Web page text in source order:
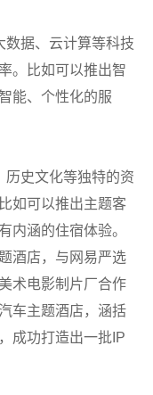
数据、云计算等科技
。比如可以推出智
能、个性化的服
历史文化等独特的资
如可以推出主题客
内涵的住宿体验。
酒店，与网易严选
术电影制片厂合作
车主题酒店，涵括
成功打造出一批IP